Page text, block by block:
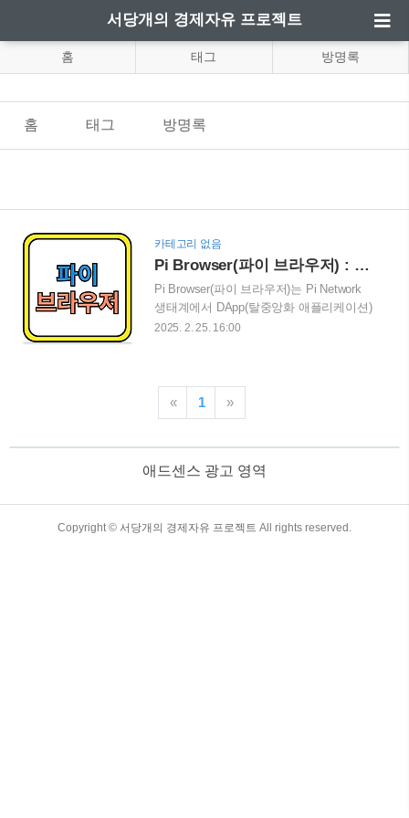
서당개의 경제자유 프로젝트
홈 태그 방명록
홈 태그 방명록
카테고리 없음
Pi Browser(파이 브라우저) : Pi Network의 핵심 웹3.0 플랫폼
Pi Browser(파이 브라우저)는 Pi Network
생태계에서 DApp(탈중앙화 애플리케이션)
과 스마트 컨트랙트를 실행할 수 있도록
축하는 것을 목표로 합니다. 이번 블로그
게시글에서는 Pi Browser의 기능, 활용 방
이 브라우저) : Pi Network의 핵심 웹3.0 플
개념과 주요 기능Pi Browser(파이 브라우
저)는 Pi Network 사용자들이 블록체인 기
2025. 2. 25. 16:00
« 1 »
애드센스 광고 영역
Copyright © 서당개의 경제자유 프로젝트 All rights reserved.
TistoryWhaleSkin3.4